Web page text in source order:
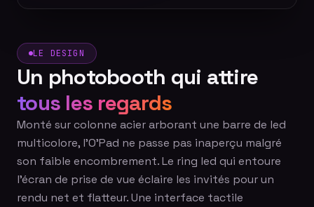
LE DESIGN
Un photobooth qui attire
tous les regards
Monté sur colonne acier arborant une barre de led
multicolore, l'O'Pad ne passe pas inaperçu malgré
son faible encombrement. Le ring led qui entoure
l'écran de prise de vue éclaire les invités pour un
rendu net et flatteur. Une interface tactile